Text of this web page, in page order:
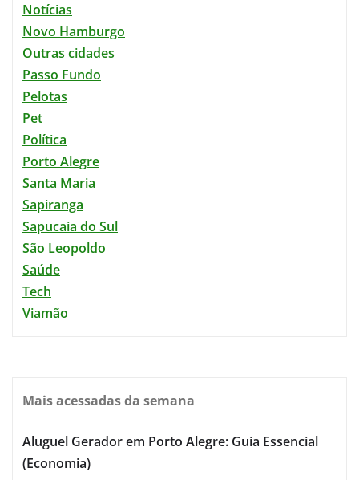
Notícias
Novo Hamburgo
Outras cidades
Passo Fundo
Pelotas
Pet
Política
Porto Alegre
Santa Maria
Sapiranga
Sapucaia do Sul
São Leopoldo
Saúde
Tech
Viamão
Mais acessadas da semana
Aluguel Gerador em Porto Alegre: Guia Essencial
(Economia)